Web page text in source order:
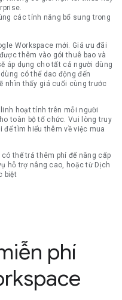
các tính năng bổ sung trong
Workspace mới. Giá ưu đãi
thêm vào gói thuê bao và
áp dụng cho tất cả người dùng
có thể dao động đến
nhìn thấy giá cuối cùng trước
hoạt tính trên mỗi người
toàn bộ tổ chức. Vui lòng truy
tìm hiểu thêm về việc mua
thể trả thêm phí để nâng cấp
hỗ trợ nâng cao, hoặc từ Dịch
biệt
phí